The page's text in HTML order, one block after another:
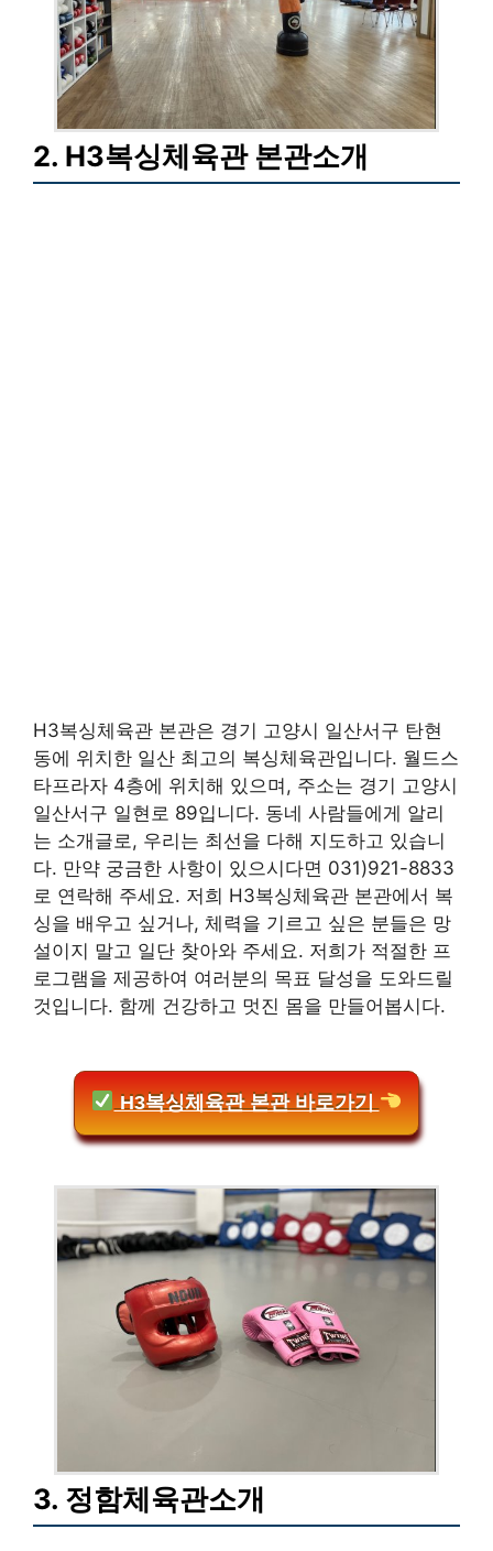
2. H3복싱체육관 본관소개
H3복싱체육관 본관은 경기 고양시 일산서구 탄현
동에 위치한 일산 최고의 복싱체육관입니다. 월드스
타프라자 4층에 위치해 있으며, 주소는 경기 고양시
일산서구 일현로 89입니다. 동네 사람들에게 알리
는 소개글로, 우리는 최선을 다해 지도하고 있습니
다. 만약 궁금한 사항이 있으시다면 031)921-8833
로 연락해 주세요. 저희 H3복싱체육관 본관에서 복
싱을 배우고 싶거나, 체력을 기르고 싶은 분들은 망
설이지 말고 일단 찾아와 주세요. 저희가 적절한 프
로그램을 제공하여 여러분의 목표 달성을 도와드릴
것입니다. 함께 건강하고 멋진 몸을 만들어봅시다.
H3복싱체육관 본관 바로가기
3. 정함체육관소개